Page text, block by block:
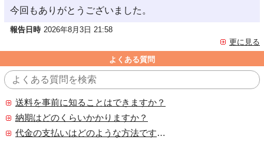
今回もありがとうございました。
報告日時 2026年8月3日 21:58
更に見る
よくある質問
送料を事前に知ることはできますか？
納期はどのくらいかかりますか？
代金の支払いはどのような方法ですか？